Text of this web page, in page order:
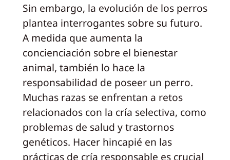
Sin embargo, la evolución de los perros
plantea interrogantes sobre su futuro.
A medida que aumenta la
concienciación sobre el bienestar
animal, también lo hace la
responsabilidad de poseer un perro.
Muchas razas se enfrentan a retos
relacionados con la cría selectiva, como
problemas de salud y trastornos
genéticos. Hacer hincapié en las
prácticas de cría responsable es crucial